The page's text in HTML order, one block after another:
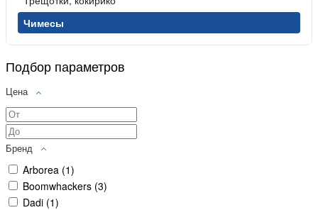
Чимесы
Подбор параметров
Цена
Бренд
Arborea (1)
Boomwhackers (3)
Dadi (1)